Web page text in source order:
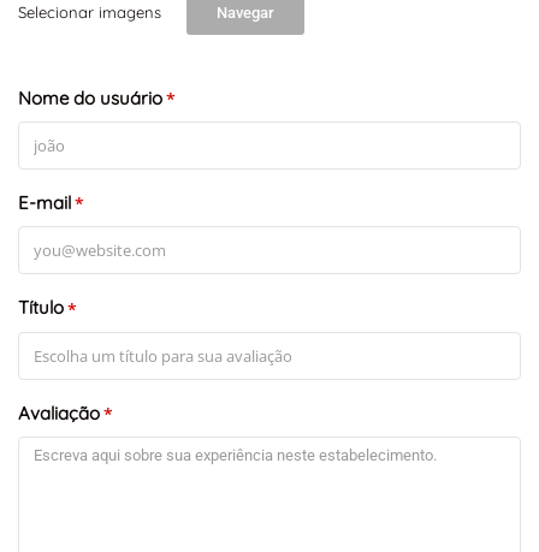
Selecionar imagens Navegar
Nome do usuário*
E-mail*
Título*
Avaliação*